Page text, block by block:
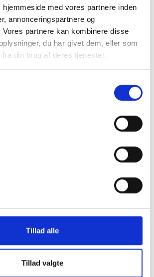
hjemmeside med vores partnere inden
annonceringspartnere og
Vores partnere kan kombinere disse
du har givet dem, eller som
din brug af deres tjenester.
Tillad alle
Tillad valgte
299 kr.